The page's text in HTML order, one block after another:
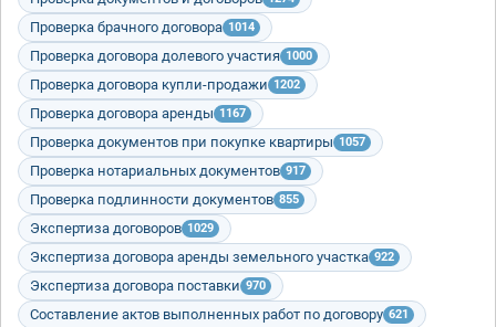
Проверка брачного договора 1014
Проверка договора долевого участия 1000
Проверка договора купли-продажи 1202
Проверка договора аренды 1167
Проверка документов при покупке квартиры 1057
Проверка нотариальных документов 917
Проверка подлинности документов 855
Экспертиза договоров 1029
Экспертиза договора аренды земельного участка 922
Экспертиза договора поставки 970
Составление актов выполненных работ по договору 621